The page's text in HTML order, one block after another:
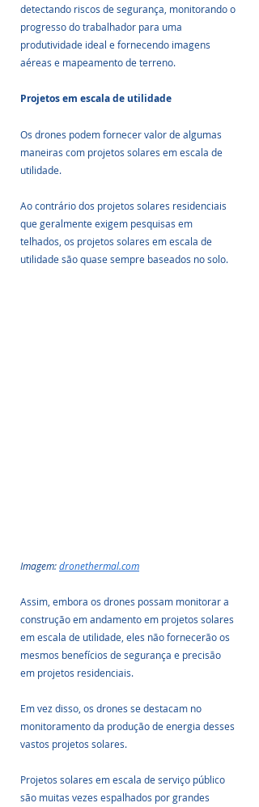
detectando riscos de segurança, monitorando o
progresso do trabalhador para uma
produtividade ideal e fornecendo imagens
aéreas e mapeamento de terreno.
Projetos em escala de utilidade
Os drones podem fornecer valor de algumas
maneiras com projetos solares em escala de
utilidade.
Ao contrário dos projetos solares residenciais
que geralmente exigem pesquisas em
telhados, os projetos solares em escala de
utilidade são quase sempre baseados no solo.
Imagem: dronethermal.com
Assim, embora os drones possam monitorar a
construção em andamento em projetos solares
em escala de utilidade, eles não fornecerão os
mesmos benefícios de segurança e precisão
em projetos residenciais.
Em vez disso, os drones se destacam no
monitoramento da produção de energia desses
vastos projetos solares.
Projetos solares em escala de serviço público
são muitas vezes espalhados por grandes